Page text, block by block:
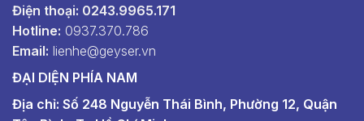
Điện thoại: 0243.9965.171
Hotline: 0937.370.786
Email: lienhe@geyser.vn
ĐẠI DIỆN PHÍA NAM
Địa chỉ: Số 248 Nguyễn Thái Bình, Phường 12, Quận